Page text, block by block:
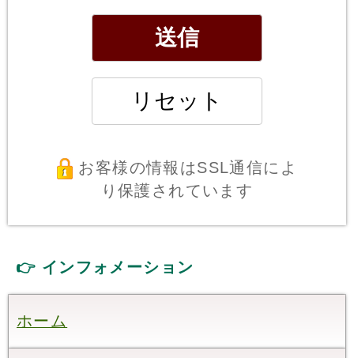
お客様の情報はSSL通信によ
り保護されています
👉 インフォメーション
ホーム